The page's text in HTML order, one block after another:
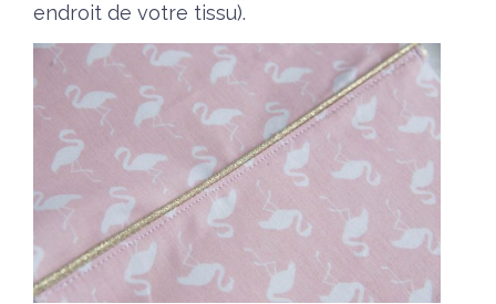
endroit de votre tissu).